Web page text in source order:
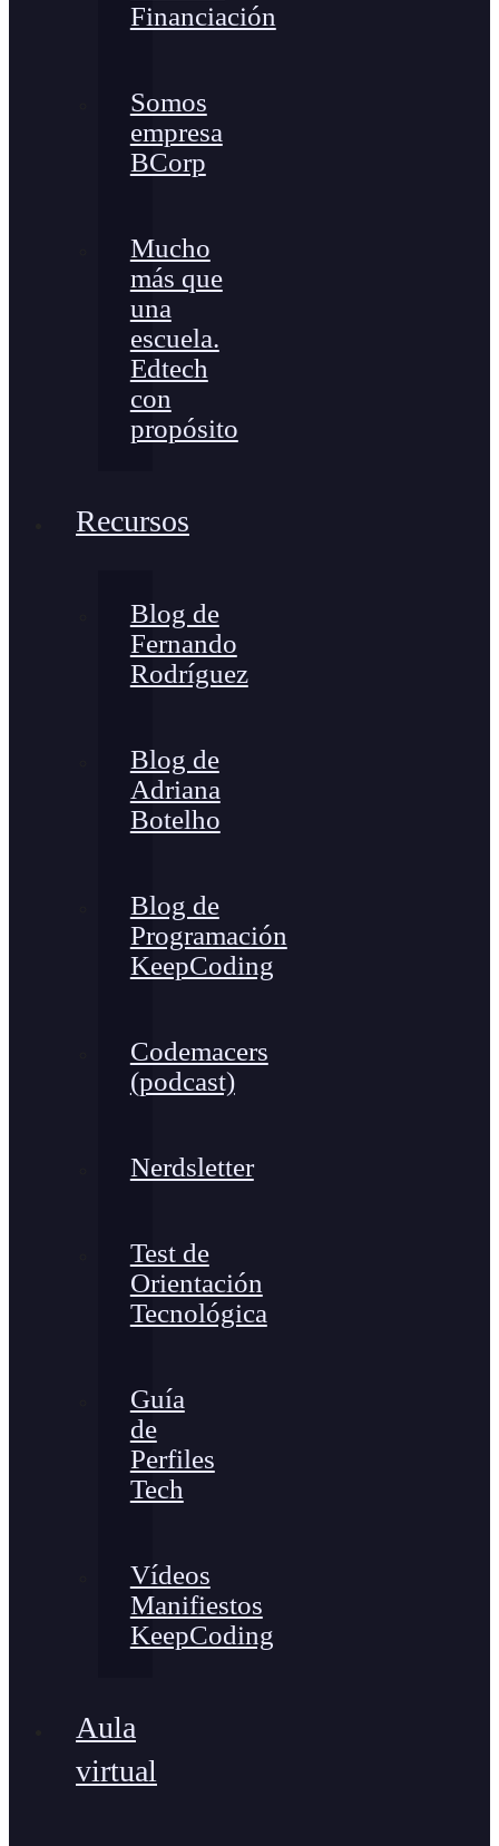
Financiación
Somos
empresa
BCorp
Mucho
más que
una
escuela.
Edtech
con
propósito
Recursos
Blog de
Fernando
Rodríguez
Blog de
Adriana
Botelho
Blog de
Programación
KeepCoding
Codemacers
(podcast)
Nerdsletter
Test de
Orientación
Tecnológica
Guía
de
Perfiles
Tech
Vídeos
Manifiestos
KeepCoding
Aula
virtual